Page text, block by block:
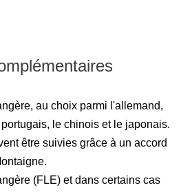
au choix parmi l'allemand,
le chinois et le japonais.
être suivies grâce à un accord
(FLE) et dans certains cas